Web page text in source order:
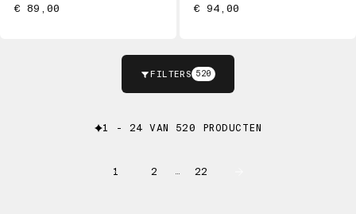
€ 89,00 € 94,00
FILTERS 520
1 - 24 VAN 520 PRODUCTEN
1 2 … 22